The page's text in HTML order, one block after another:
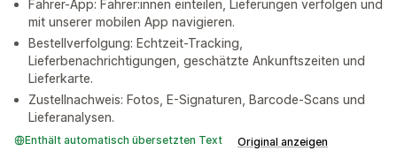
Fahrer-App: Fahrer:innen einteilen, Lieferungen verfolgen und
mit unserer mobilen App navigieren.
Bestellverfolgung: Echtzeit-Tracking,
Lieferbenachrichtigungen, geschätzte Ankunftszeiten und
Lieferkarte.
Zustellnachweis: Fotos, E-Signaturen, Barcode-Scans und
Lieferanalysen.
Enthält automatisch übersetzten Text Original anzeigen